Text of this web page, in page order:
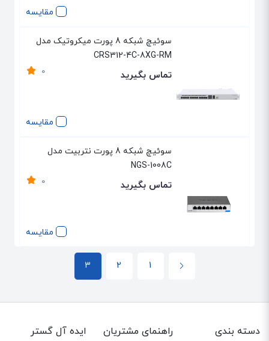
مقایسه
مقایسه
سوئیچ شبکه 8 پورت میکروتیک مدل
CRS312-4C-8XG-RM
0 تماس بگیرید
مقایسه
سوئیچ شبکه 8 پورت نتربیت مدل
NGS-1008C
0 تماس بگیرید
1
2
3
دسته بندی
راهنمای مشتریان ایده آل گستر